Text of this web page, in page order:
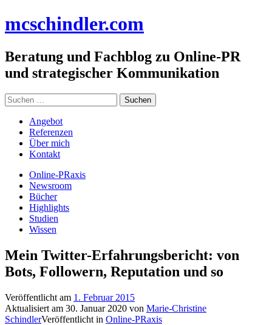
Inhalt
mcschindler.com
Beratung und Fachblog zu Online-PR
und strategischer Kommunikation
Suchen
nach:
Angebot
Referenzen
Über mich
Kontakt
Online-PRaxis
Newsroom
Bücher
Highlights
Studien
Wissen
Mein Twitter-Erfahrungsbericht: von
Bots, Followern, Reputation und so
Veröffentlicht am 1. Februar 2015
Aktualisiert am 30. Januar 2020 von Marie-Christine
SchindlerVeröffentlicht in Online-PRaxis